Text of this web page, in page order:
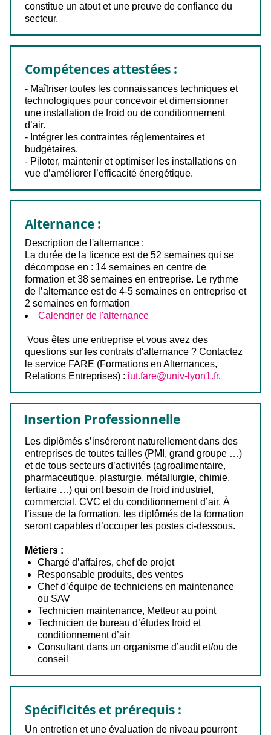
constitue un atout et une preuve de confiance du
secteur.
Compétences attestées :
- Maîtriser toutes les connaissances techniques et
technologiques pour concevoir et dimensionner
une installation de froid ou de conditionnement
d’air.
- Intégrer les contraintes réglementaires et
budgétaires.
- Piloter, maintenir et optimiser les installations en
vue d’améliorer l’efficacité énergétique.
Alternance :
Description de l'alternance :
La durée de la licence est de 52 semaines qui se
décompose en : 14 semaines en centre de
formation et 38 semaines en entreprise. Le rythme
de l’alternance est de 4-5 semaines en entreprise et
2 semaines en formation
Calendrier de l'alternance
Vous êtes une entreprise et vous avez des
questions sur les contrats d'alternance ? Contactez
le service FARE (Formations en Alternances,
Relations Entreprises) : iut.fare@univ-lyon1.fr.
Insertion Professionnelle
Les diplômés s’inséreront naturellement dans des
entreprises de toutes tailles (PMI, grand groupe …)
et de tous secteurs d’activités (agroalimentaire,
pharmaceutique, plasturgie, métallurgie, chimie,
tertiaire …) qui ont besoin de froid industriel,
commercial, CVC et du conditionnement d’air. À
l’issue de la formation, les diplômés de la formation
seront capables d’occuper les postes ci-dessous.
Métiers :
Chargé d’affaires, chef de projet
Responsable produits, des ventes
Chef d’équipe de techniciens en maintenance
ou SAV
Technicien maintenance, Metteur au point
Technicien de bureau d’études froid et
conditionnement d’air
Consultant dans un organisme d’audit et/ou de
conseil
Spécificités et prérequis :
Un entretien et une évaluation de niveau pourront